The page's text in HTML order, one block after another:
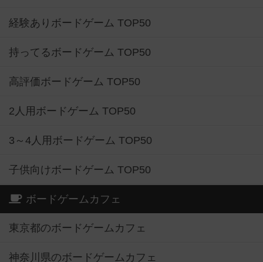
経験ありボードゲーム TOP50
持ってるボードゲーム TOP50
高評価ボードゲーム TOP50
2人用ボードゲーム TOP50
3～4人用ボードゲーム TOP50
子供向けボードゲーム TOP50
ボードゲームカフェ
東京都のボードゲームカフェ
神奈川県のボードゲームカフェ